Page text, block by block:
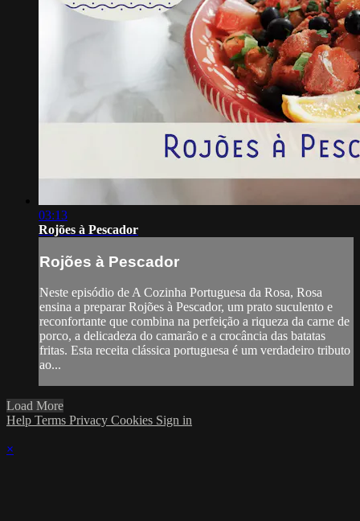
03:13
Rojões à Pescador
Rojões à Pescador
Neste episódio de A Cozinha Portuguesa da Rosa, Rosa
ensina a preparar Rojões à Pescador, um prato suculento e
reconfortante que combina na perfeição a riqueza da carne de
porco, a delicadeza do camarão e a crocância das batatas
fritas. Esta receita clássica portuguesa é um verdadeiro tributo
ao...
Load More
Help Terms Privacy Cookies Sign in
×